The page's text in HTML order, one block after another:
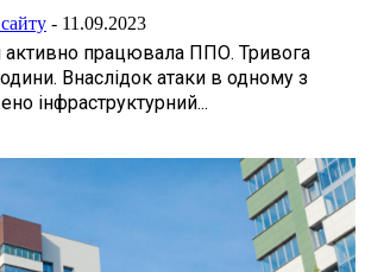
- 11.09.2023
активно працювала ППО. Тривога
в одному з
інфраструктурний...